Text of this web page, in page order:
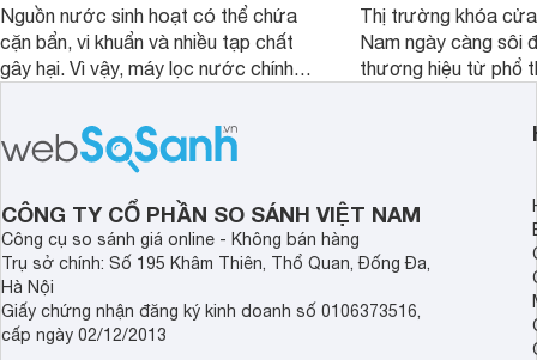
Nguồn nước sinh hoạt có thể chứa
cặn bẩn, vi khuẩn và nhiều tạp chất
gây hại. Vì vậy, máy lọc nước chính
sức khỏe và đảm bảo nguồn nước
sạch cho cả gia đình.
Thị trường khóa
Nam ngày càng sôi
thương hiệu từ phổ
cửa điện tử hãng
sẽ so sánh 5
Demax, Hubert và
CÔNG TY CỔ PHẦN SO SÁNH VIỆT NAM
Công cụ so sánh giá online - Không bán hàng
Trụ sở chính: Số 195 Khâm Thiên, Thổ Quan, Đống Đa,
Hà Nội
Giấy chứng nhận đăng ký kinh doanh số 0106373516,
cấp ngày 02/12/2013